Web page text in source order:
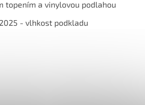
topením a vinylovou podlahou
- vlhkost podkladu